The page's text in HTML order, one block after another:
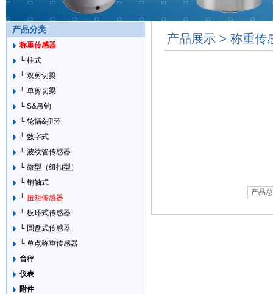
产品分类
称重传感器
└ 柱式
└ 双剪切梁
└ 单剪切梁
└ S&吊钩
└ 轮辐&扭环
└ 数字式
└ 波纹管传感器
└ 微型（纽扣型）
└ 销轴式
└ 扭矩传感器
└ 板环式传感器
└ 圆盘式传感器
└ 单点称重传感器
台秤
仪表
附件
产品展示 > 称重传
产品